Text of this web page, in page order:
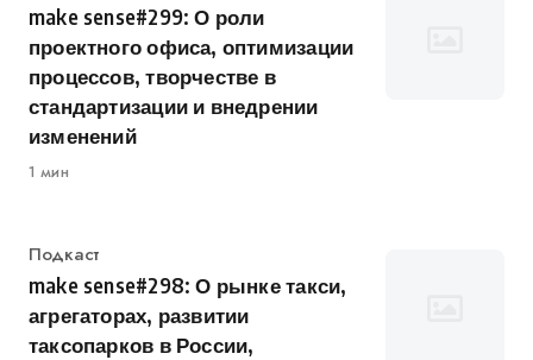
make sense#299: О роли
проектного офиса, оптимизации
процессов, творчестве в
стандартизации и внедрении
изменений
1 мин
Категория
Подкаст
make sense#298: О рынке такси,
агрегаторах, развитии
таксопарков в России,